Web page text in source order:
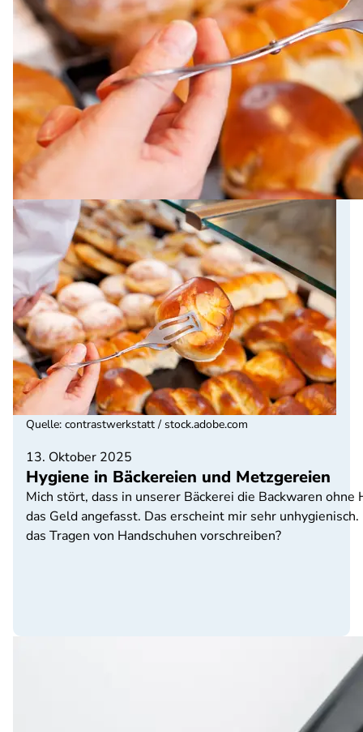
13. Oktober 2025
Hygiene in Bäckereien und Metzgereien
Mich stört, dass in unserer Bäckerei die Backwaren
das Geld angefasst. Das erscheint mir sehr
das Tragen von Handschuhen vorschreiben?
Quelle: contrastwerkstatt / stock.adobe.com